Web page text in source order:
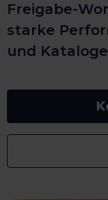
Freigabe-
starke
und